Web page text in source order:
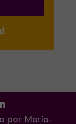
por María-